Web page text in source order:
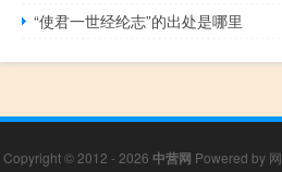
“使君一世经纶志”的出处是哪里
Copyright © 2012 - 2026 中营网 Powered by